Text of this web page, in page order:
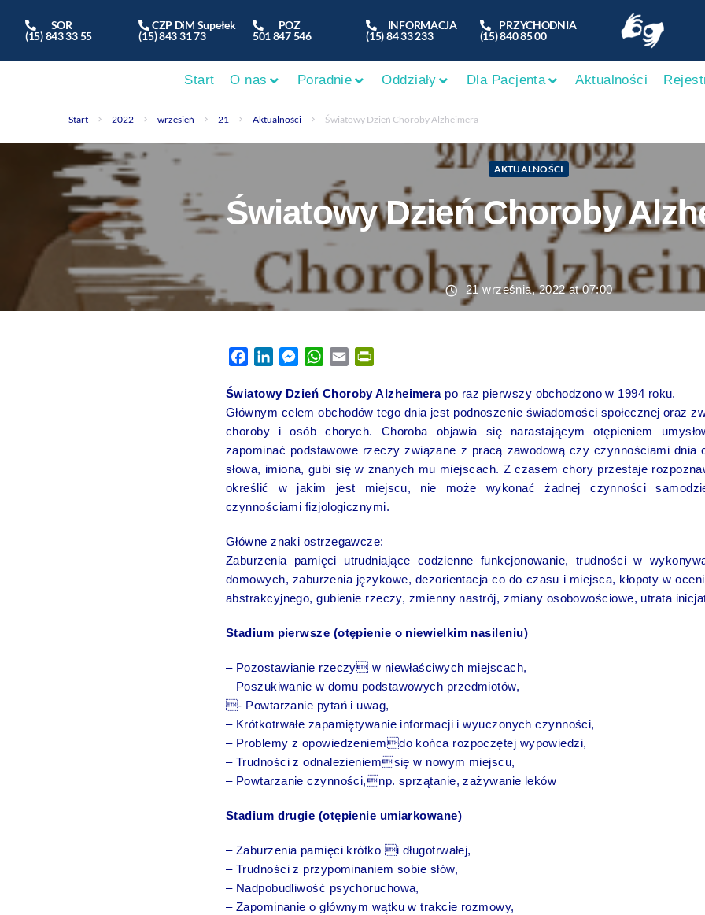
SOR
(15) 843 33 55
CZP DiM Supełek
(15) 843 31 73
POZ
501 847 546
INFORMACJA
(15) 84 33 233
PRZYCHODNIA
(15) 840 85 00
Start O nas Poradnie Oddziały Dla Pacjenta Aktualności
Start 2022 wrzesień 21 Aktualności Światowy Dzień Choroby Alzheimera
AKTUALNOŚCI
Światowy Dzień Choroby
21 września, 2022 at 07:00
FacebookLinkedInMessenger
WhatsApp
Email
Światowy Dzień Choroby Alzheimera po raz pierwszy obchodzono w 1994 roku.
Głównym celem obchodów tego dnia jest podnoszenie świadomości społecznej oraz
choroby i osób chorych. Choroba objawia się narastającym otępieniem
zapominać podstawowe rzeczy związane z pracą zawodową czy czynnościami dnia
słowa, imiona, gubi się w znanych mu miejscach. Z czasem chory przestaje
określić w jakim jest miejscu, nie może wykonać żadnej czynności
czynnościami fizjologicznymi.
Główne znaki ostrzegawcze:
Zaburzenia pamięci utrudniające codzienne funkcjonowanie, trudności w
domowych, zaburzenia językowe, dezorientacja co do czasu i miejsca, kłopoty w
abstrakcyjnego, gubienie rzeczy, zmienny nastrój, zmiany osobowościowe, utrata
Stadium pierwsze (otępienie o niewielkim nasileniu)
– Pozostawianie rzeczy w niewłaściwych miejscach,
– Poszukiwanie w domu podstawowych przedmiotów,
- Powtarzanie pytań i uwag,
– Krótkotrwałe zapamiętywanie informacji i wyuczonych czynności,
– Problemy z opowiedzeniemdo końca rozpoczętej wypowiedzi,
– Trudności z odnalezieniemsię w nowym miejscu,
– Powtarzanie czynności,np. sprzątanie, zażywanie leków
Stadium drugie (otępienie umiarkowane)
– Zaburzenia pamięci krótko i długotrwałej,
– Trudności z przypominaniem sobie słów,
– Nadpobudliwość psychoruchowa,
– Zapominanie o głównym wątku w trakcie rozmowy,